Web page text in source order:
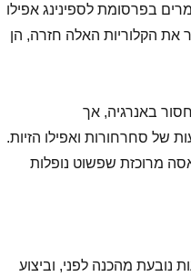
לשרוף בקלות 600-800, וכמו שאומרים בפרסומת לספינינג אפילו
את הקלוריות האלה חזרה, הן
באנרגיה, אך
של סחרחורות ואפילו הזיות.
מרוכזת שפשוט נופלות
נובעת מהכנה לפני, וביצוע